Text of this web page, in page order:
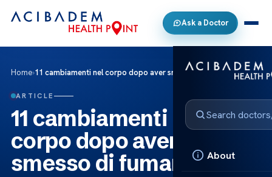
Ask a Doctor
About
Home›11 cambiamenti nel corpo dopo aver smesso di fumare
ARTICLE
11 cambiamenti nel
corpo dopo aver
smesso di fumare